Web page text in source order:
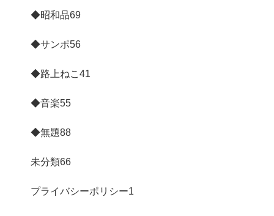
◆昭和品69
◆サンポ56
◆路上ねこ 41
◆音楽55
◆無題88
未分類66
プライバシーポリシー1